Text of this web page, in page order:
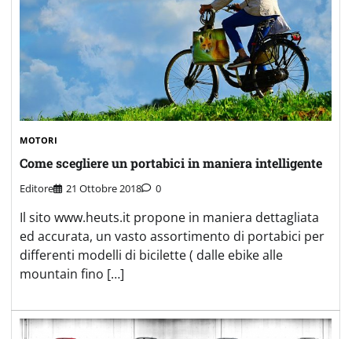
MOTORI
Come scegliere un portabici in maniera intelligente
Editore 21 Ottobre 2018 0
Il sito www.heuts.it propone in maniera dettagliata
ed accurata, un vasto assortimento di portabici per
differenti modelli di bicilette ( dalle ebike alle
mountain fino […]